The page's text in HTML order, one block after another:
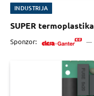
INDUSTRIJA
SUPER termoplastika
Sponzor: